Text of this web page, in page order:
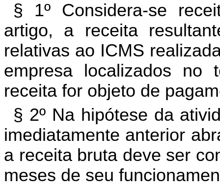
§ 1º Considera-se
artigo, a receita
relativas ao ICMS
empresa localizados no
receita for objeto de
§ 2º Na hipótese da
imediatamente anterior
a receita bruta deve ser
meses de seu